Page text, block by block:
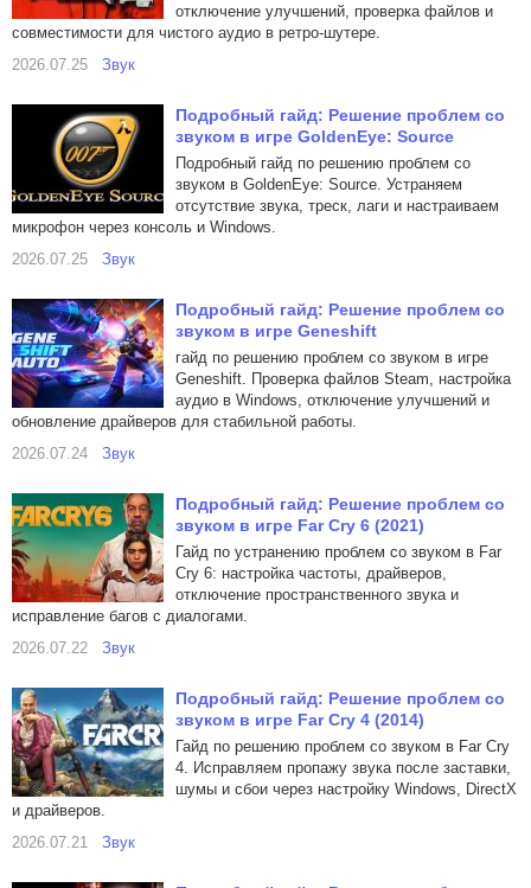
отключение улучшений, проверка файлов и
совместимости для чистого аудио в ретро-шутере.
2026.07.25
Звук
Подробный гайд: Решение проблем со
звуком в игре GoldenEye: Source
Подробный гайд по решению проблем со
звуком в GoldenEye: Source. Устраняем
отсутствие звука, треск, лаги и настраиваем
микрофон через консоль и Windows.
2026.07.25
Звук
Подробный гайд: Решение проблем со
звуком в игре Geneshift
гайд по решению проблем со звуком в игре
Geneshift. Проверка файлов Steam, настройка
аудио в Windows, отключение улучшений и
обновление драйверов для стабильной работы.
2026.07.24
Звук
Подробный гайд: Решение проблем со
звуком в игре Far Cry 6 (2021)
Гайд по устранению проблем со звуком в Far
Cry 6: настройка частоты, драйверов,
отключение пространственного звука и
исправление багов с диалогами.
2026.07.22
Звук
Подробный гайд: Решение проблем со
звуком в игре Far Cry 4 (2014)
Гайд по решению проблем со звуком в Far Cry
4. Исправляем пропажу звука после заставки,
шумы и сбои через настройку Windows, DirectX
и драйверов.
2026.07.21
Звук